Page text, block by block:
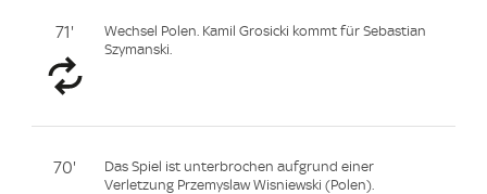
71'
Wechsel Polen. Kamil Grosicki kommt für Sebastian
Szymanski.
70'
Das Spiel ist unterbrochen aufgrund einer
Verletzung Przemyslaw Wisniewski (Polen).